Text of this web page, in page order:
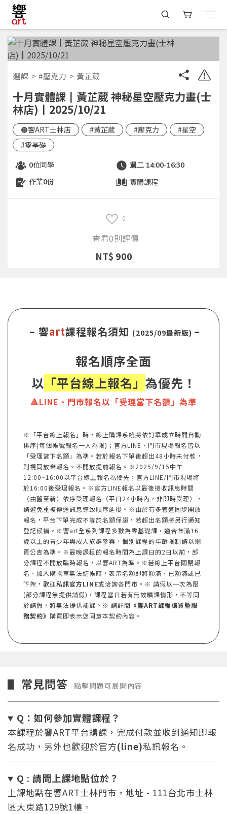
選課 #壓克力 黃芷葳
十月實體課┃黃芷葳 神秘星空壓克力畫(士
林店)┃2025/10/21
🟠響ART士林店 #黃芷葳 #壓克力
#星空
#零基礎
0位同學 週二 14:00-16:30
作業0份 實體課程
0
查看0則評價
NT$ 900
– 響art課程報名須知 (2025/09最新版) –
報名順序全面
以 「平台線上報名」 為優先！
🔺LINE、門市報名以「受理當下名額」為準
※「平台線上報名」時，線上購課系統將依訂單成立時間自動
排序(每個帳號報名一人為限)；官方LINE、門市現場報名皆以
「受理當下名額」為準。若於報名下單後超出48小時未付款，
則視同放棄報名。不開放提前報名。※2025/9/15中午
12:00~16:00以平台線上報名為優先；官方LINE/門市現場將
於16:00後受理報名。※官方LINE報名以最後接收訊息時間
（由舊至新）依序受理報名（平日24小時內，非即時受理），
請避免重複傳送訊息導致順序延後。※由於有多管道同步開放
報名，平台下單完成不等於名額保證，若超出名額將另行通知
登記候補。※響art全系列課程多數為零基礎課，適合年滿16
歲以上的青少年與成人族群參與，個別課程的年齡限制請以網
頁公告為準。※最晚課程的報名時間為上課日的2日以前，部
分課程不開放臨時報名，以響ART為準。※若線上平台關閉報
名、加入購物車無法結帳時，表示名額即將額滿、已額滿或已
下架，歡迎私訊官方LINE或洽詢各門市。※ 請假以一次為限
(部分課程無提供請假)，課程當日若有無故曠課情形，不等同
於請假，將無法提供補課。※ 請詳閱 《響ART課程購買暨服
務契約》 購買即表示您同意本契約內容。
▋ 常見問答 點擊問題可展開內容
Q：如何參加實體課程？
本課程於響ART平台購課，完成付款並收到通知即報
名成功，另外也歡迎於官方(line)私訊報名。
Q : 請問上課地點位於？
上課地點在響ART士林門市，地址 - 111台北市士林
區大東路129號1樓。